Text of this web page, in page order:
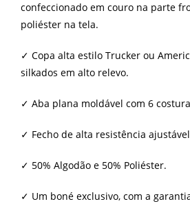
confeccionado em couro na parte
poliéster na tela.
✓ Copa alta estilo Trucker ou
silkados em alto relevo.
✓ Aba plana moldável com 6
✓ Fecho de alta resistência
✓ 50% Algodão e 50% Poliéster.
✓ Um boné exclusivo, com a